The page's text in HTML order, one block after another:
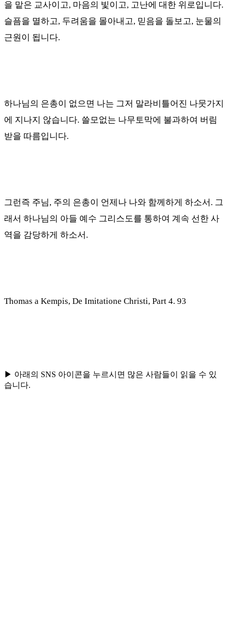
을 맡은 교사이고, 마음의 빛이고, 고난에 대한 위로입니다.
슬픔을 멸하고, 두려움을 몰아내고, 믿음을 돌보고, 눈물의
근원이 됩니다.
하나님의 은총이 없으면 나는 그저 말라비틀어진 나뭇가지
에 지나지 않습니다. 쓸모없는 나무토막에 불과하여 버림
받을 따름입니다.
그런즉 주님, 주의 은총이 언제나 나와 함께하게 하소서 . 그
래서 하나님의 아들 예수 그리스도를 통하여 계속 선한 사
역을 감당하게 하소서 .
Thomas a Kempis, De Imitatione Christi, Part 4. 93
▶ 아래의 SNS 아이콘을 누르시면 많은 사람들이 읽을 수 있
습니다.